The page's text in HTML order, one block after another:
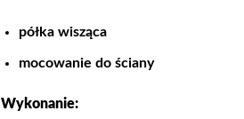
półka wisząca
mocowanie do ściany
Wykonanie: